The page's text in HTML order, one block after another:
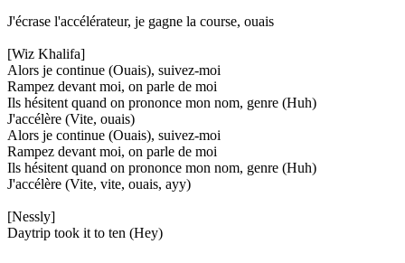
J'écrase l'accélérateur, je gagne la course, ouais
[Wiz Khalifa]
Alors je continue (Ouais), suivez-moi
Rampez devant moi, on parle de moi
Ils hésitent quand on prononce mon nom, genre (Huh)
J'accélère (Vite, ouais)
Alors je continue (Ouais), suivez-moi
Rampez devant moi, on parle de moi
Ils hésitent quand on prononce mon nom, genre (Huh)
J'accélère (Vite, vite, ouais, ayy)
[Nessly]
Daytrip took it to ten (Hey)